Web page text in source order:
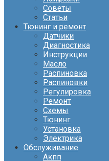
Советы
Статьи
Тюнинг и ремонт
Датчики
Диагностика
Инструкции
Масло
Распиновка
Распиновки
Регулировка
Ремонт
Схемы
Тюнинг
Установка
Электрика
Обслуживание
Акпп